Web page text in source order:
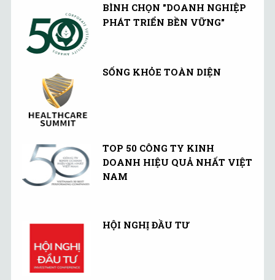
BÌNH CHỌN "DOANH NGHIỆP
PHÁT TRIỂN BỀN VỮNG"
SỐNG KHỎE TOÀN DIỆN
TOP 50 CÔNG TY KINH
DOANH HIỆU QUẢ NHẤT VIỆT
NAM
HỘI NGHỊ ĐẦU TƯ